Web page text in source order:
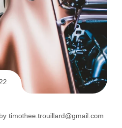
by timothee.trouillard@gmail.com